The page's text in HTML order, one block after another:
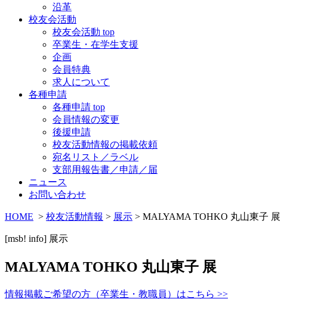
沿革
校友会活動
校友会活動 top
卒業生・在学生支援
企画
会員特典
求人について
各種申請
各種申請 top
会員情報の変更
後援申請
校友活動情報の掲載依頼
宛名リスト／ラベル
支部用報告書／申請／届
ニュース
お問い合わせ
HOME > 校友活動情報 > 展示 > MALYAMA TOHKO 丸山東子 展
[msb! info] 展示
MALYAMA TOHKO 丸山東子 展
情報掲載ご希望の方（卒業生・教職員）はこちら >>